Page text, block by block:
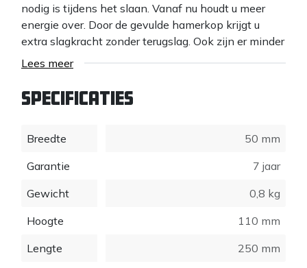
nodig is tijdens het slaan. Vanaf nu houdt u meer
energie over. Door de gevulde hamerkop krijgt u
extra slagkracht zonder terugslag. Ook zijn er minder
schokken door de schokdemping, die optreedt door
in vergelijking met gewone hamers.
Lees meer
Specificaties
Breedte
50 mm
Garantie
7 jaar
Gewicht
0,8 kg
Hoogte
110 mm
Lengte
250 mm